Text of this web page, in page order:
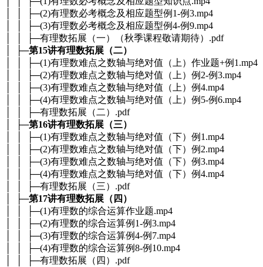
│ │ ├─(2)有理数必考概念及相应题型例1-例3.mp4
│ │ ├─(3)有理数必考概念及相应题型例4-例9.mp4
│ │ ├─有理数拓展（一）（秋季课程敬请期待）.pdf
│ ├─第15讲有理数拓展（二）
│ │ ├─(1)有理数难点之数轴与绝对值（上）作业题+例1.mp4
│ │ ├─(2)有理数难点之数轴与绝对值（上）例2-例3.mp4
│ │ ├─(3)有理数难点之数轴与绝对值（上）例4.mp4
│ │ ├─(4)有理数难点之数轴与绝对值（上）例5-例6.mp4
│ │ ├─有理数拓展（二）.pdf
│ ├─第16讲有理数拓展（三）
│ │ ├─(1)有理数难点之数轴与绝对值（下）例1.mp4
│ │ ├─(2)有理数难点之数轴与绝对值（下）例2.mp4
│ │ ├─(3)有理数难点之数轴与绝对值（下）例3.mp4
│ │ ├─(4)有理数难点之数轴与绝对值（下）例4.mp4
│ │ ├─有理数拓展（三）.pdf
│ ├─第17讲有理数拓展（四）
│ │ ├─(1)有理数的综合运算作业题.mp4
│ │ ├─(2)有理数的综合运算例1-例3.mp4
│ │ ├─(3)有理数的综合运算例4-例7.mp4
│ │ ├─(4)有理数的综合运算例8-例10.mp4
│ │ ├─有理数拓展（四）.pdf